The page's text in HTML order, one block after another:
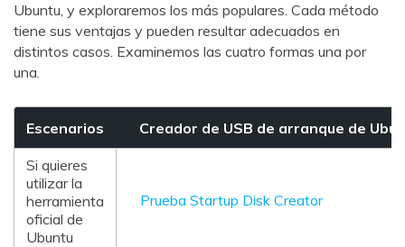
Ubuntu, y exploraremos los más populares. Cada método
tiene sus ventajas y pueden resultar adecuados en
distintos casos. Examinemos las cuatro formas una por
una.
Escenarios Creador de USB de arranque de
Si quieres
utilizar la
herramienta
oficial de
Ubuntu
Prueba Startup Disk Creator